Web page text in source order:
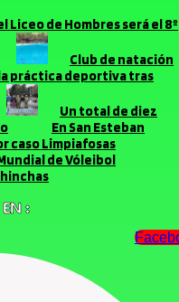
Liceo de Hombres será el 8º
Club de natación
práctica deportiva tras
Un total de diez
En San Esteban
caso Limpiafosas
de Vóleibol
: